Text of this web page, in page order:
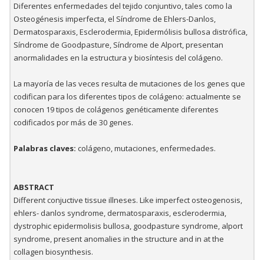
Diferentes enfermedades del tejido conjuntivo, tales como la
Osteogénesis imperfecta, el Síndrome de Ehlers-Danlos,
Dermatosparaxis, Esclerodermia, Epidermólisis bullosa distrófica,
Síndrome de Goodpasture, Síndrome de Alport, presentan
anormalidades en la estructura y biosíntesis del colágeno.
La mayoría de las veces resulta de mutaciones de los genes que
codifican para los diferentes tipos de colágeno: actualmente se
conocen 19 tipos de colágenos genéticamente diferentes
codificados por más de 30 genes.
Palabras claves: colágeno, mutaciones, enfermedades.
ABSTRACT
Different conjuctive tissue illneses. Like imperfect osteogenosis,
ehlers- danlos syndrome, dermatosparaxis, esclerodermia,
dystrophic epidermolisis bullosa, goodpasture syndrome, alport
syndrome, present anomalies in the structure and in at the
collagen biosynthesis.